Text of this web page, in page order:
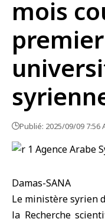
mois
Publié: 2025/09/09 7:56
Damas-SANA
Le ministère syrien
la Recherche